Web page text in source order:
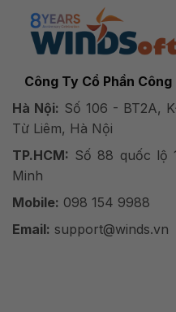
Công Ty Cổ Phần
Hà Nội: Số 106 - BT2A,
Từ Liêm, Hà Nội
TP.HCM: Số 88 quốc lộ
Minh
Mobile: 098 154 9988
Email: support@winds.vn